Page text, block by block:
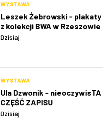
WYSTAWA
Leszek Żebrowski - plakaty
z kolekcji BWA w Rzeszowie
Dzisiaj
WYSTAWA
Ula Dzwonik - nieoczywisTA
CZĘŚĆ ZAPISU
Dzisiaj